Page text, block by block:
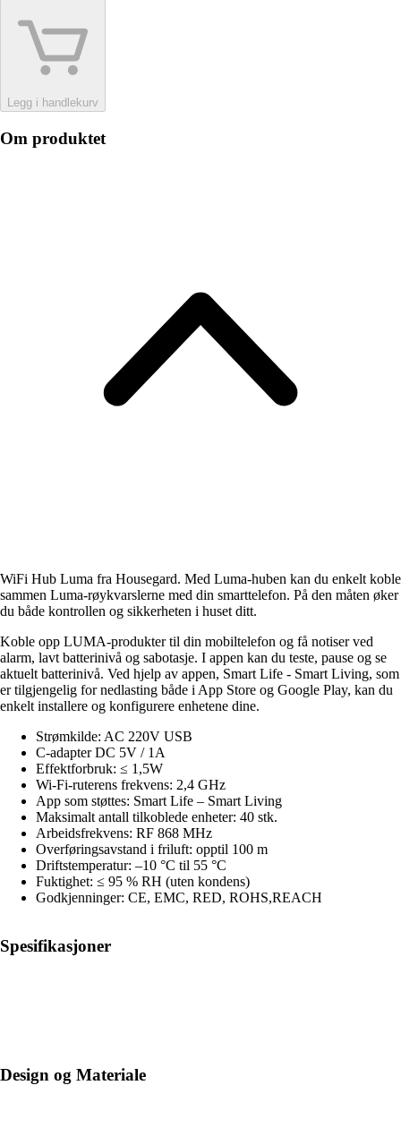
Legg i handlekurv
Om produktet
WiFi Hub Luma fra Housegard. Med Luma-huben kan du enkelt koble
sammen Luma-røykvarslerne med din smarttelefon. På den måten øker
du både kontrollen og sikkerheten i huset ditt.
Koble opp LUMA-produkter til din mobiltelefon og få notiser ved
alarm, lavt batterinivå og sabotasje. I appen kan du teste, pause og se
aktuelt batterinivå. Ved hjelp av appen, Smart Life - Smart Living, som
er tilgjengelig for nedlasting både i App Store og Google Play, kan du
enkelt installere og konfigurere enhetene dine.
Strømkilde: AC 220V USB
C-adapter DC 5V / 1A
Effektforbruk: ≤ 1,5W
Wi-Fi-ruterens frekvens: 2,4 GHz
App som støttes: Smart Life – Smart Living
Maksimalt antall tilkoblede enheter: 40 stk.
Arbeidsfrekvens: RF 868 MHz
Overføringsavstand i friluft: opptil 100 m
Driftstemperatur: –10 °C til 55 °C
Fuktighet: ≤ 95 % RH (uten kondens)
Godkjenninger: CE, EMC, RED, ROHS,REACH
Spesifikasjoner
Design og Materiale